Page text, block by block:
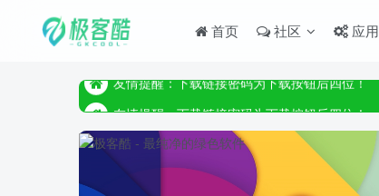
首页 社区 应用
友情提醒：下载链接密码为下载按钮后四位！
友情提醒：下载链接密码为下载按钮后四位！